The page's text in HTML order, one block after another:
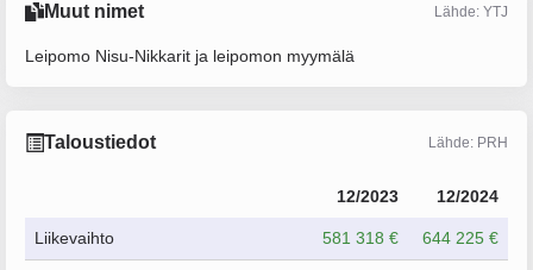
Muut nimet Lähde: YTJ
Leipomo Nisu-Nikkarit ja leipomon myymälä
Taloustiedot Lähde: PRH
12/2023 12/2024
Liikevaihto 581 318 € 644 225 €